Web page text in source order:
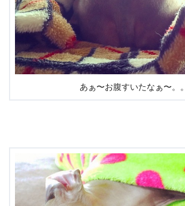
あぁ〜お腹すいたなぁ〜。。